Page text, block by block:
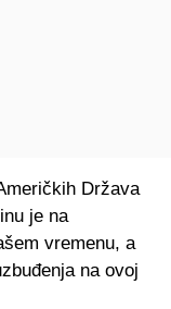
Država
je na
vremenu, a
na ovoj